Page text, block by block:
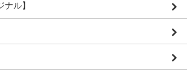
ル】